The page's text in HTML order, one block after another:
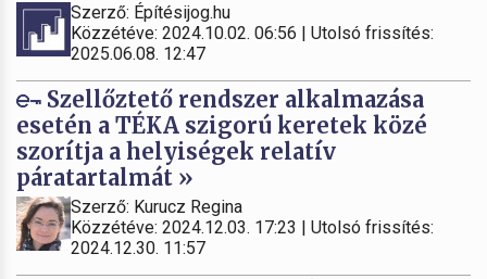
Szerző: Építésijog.hu
Közzétéve: 2024.10.02. 06:56 | Utolsó frissítés:
2025.06.08. 12:47
Szellőztető rendszer alkalmazása
esetén a TÉKA szigorú keretek közé
szorítja a helyiségek relatív
páratartalmát »
Szerző: Kurucz Regina
Közzétéve: 2024.12.03. 17:23 | Utolsó frissítés:
2024.12.30. 11:57